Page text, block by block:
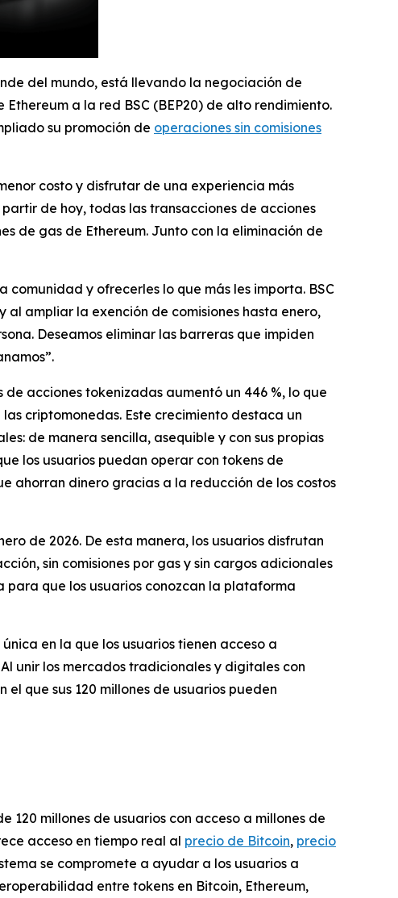
del mundo, está llevando la negociación de
Ethereum a la red BSC (BEP20) de alto rendimiento.
su promoción de operaciones sin comisiones
costo y disfrutar de una experiencia más
de hoy, todas las transacciones de acciones
de gas de Ethereum. Junto con la eliminación de
y ofrecerles lo que más les importa. BSC
ampliar la exención de comisiones hasta enero,
Deseamos eliminar las barreras que impiden
acciones tokenizadas aumentó un 446 %, lo que
criptomonedas. Este crecimiento destaca un
de manera sencilla, asequible y con sus propias
los usuarios puedan operar con tokens de
ahorran dinero gracias a la reducción de los costos
de 2026. De esta manera, los usuarios disfrutan
sin comisiones por gas y sin cargos adicionales
para que los usuarios conozcan la plataforma
en la que los usuarios tienen acceso a
unir los mercados tradicionales y digitales con
que sus 120 millones de usuarios pueden
120 millones de usuarios con acceso a millones de
acceso en tiempo real al precio de Bitcoin, precio
se compromete a ayudar a los usuarios a
entre tokens en Bitcoin, Ethereum,